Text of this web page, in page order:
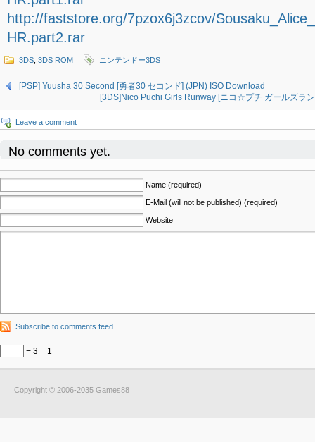
http://faststore.org/7pzox6j3zcov/
HR.part2.rar
3DS 3DS ROM ニンテンドー3DS
[PSP] Yuusha 30 Second [勇者30 セコンド] (JPN) ISO Download
[3DS]Nico Puchi Girls Runway [ニコ☆プチ ガールズラ
Leave a comment
No comments yet.
Name (required)
E-Mail (will not be published) (required)
Website
Subscribe to comments feed
− 3 = 1
Copyright © 2006-2035 Games88